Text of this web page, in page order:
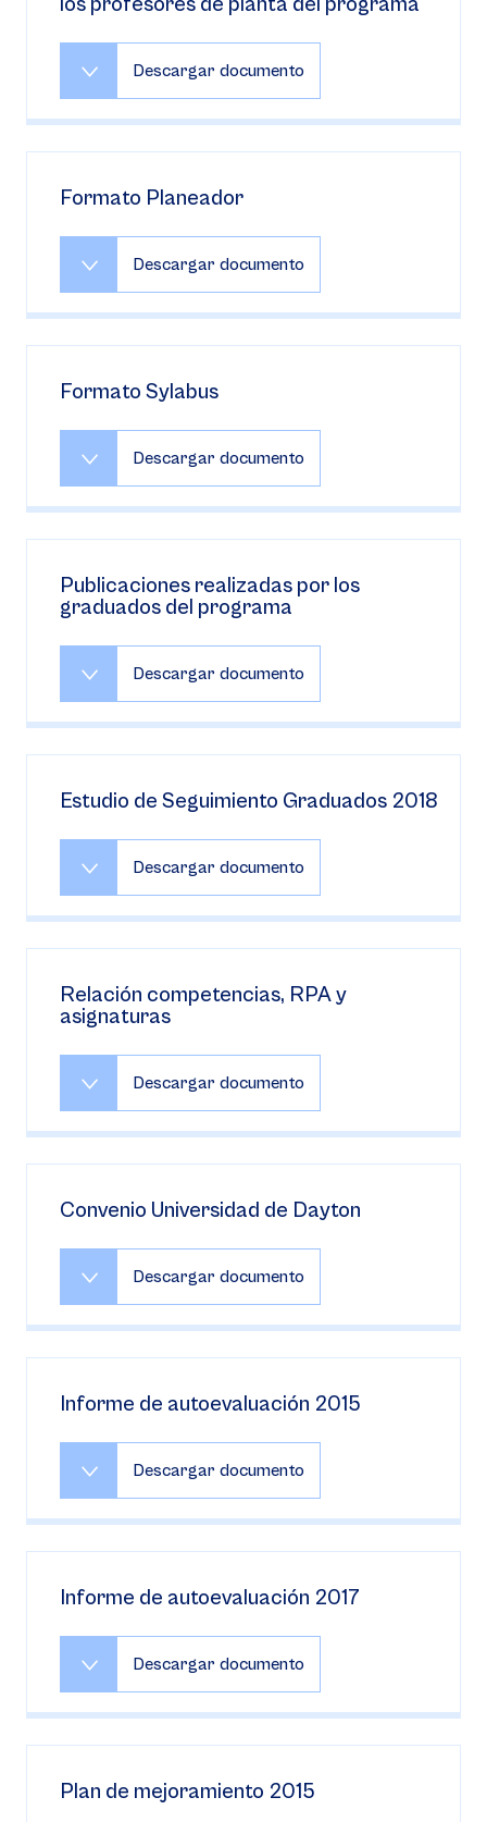
Descargar documento
Formato Planeador
Descargar documento
Formato Sylabus
Descargar documento
Publicaciones realizadas por los
graduados del programa
Descargar documento
Estudio de Seguimiento Graduados 2018
Descargar documento
Relación competencias, RPA y
asignaturas
Descargar documento
Convenio Universidad de Dayton
Descargar documento
Informe de autoevaluación 2015
Descargar documento
Informe de autoevaluación 2017
Descargar documento
Plan de mejoramiento 2015